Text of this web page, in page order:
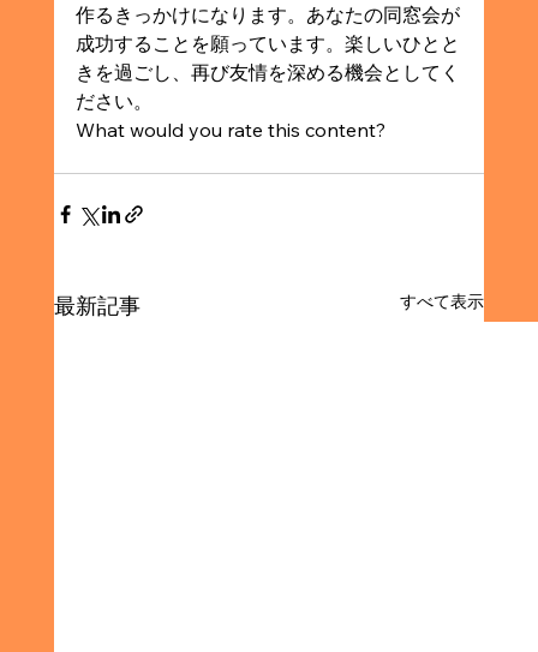
作るきっかけになります。あなたの同窓会が
成功することを願っています。楽しいひとと
きを過ごし、再び友情を深める機会としてく
ださい。
What would you rate this content?
最新記事 すべて表示